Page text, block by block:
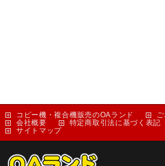
コピー機・複合機販売のOAランド
会社概要
特定商取引法に基づく表記
サイトマップ